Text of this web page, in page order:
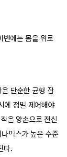
번에는 몸을 위로
단순한 균형 잡
에 정밀 제어해야
은 양손으로 전신
믹스가 높은 수준
다.